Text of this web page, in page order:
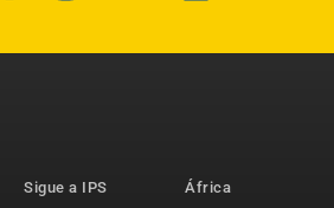
Sigue a IPS
África